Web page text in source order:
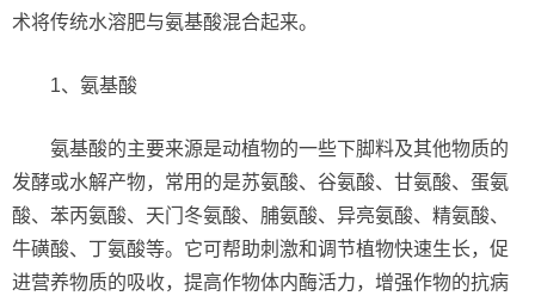
术将传统水溶肥与氨基酸混合起来。
1、氨基酸
氨基酸的主要来源是动植物的一些下脚料及其他物质的
发酵或水解产物，常用的是苏氨酸、谷氨酸、甘氨酸、蛋氨
酸、苯丙氨酸、天门冬氨酸、脯氨酸、异亮氨酸、精氨酸、
牛磺酸、丁氨酸等。它可帮助刺激和调节植物快速生长，促
进营养物质的吸收，提高作物体内酶活力，增强作物的抗病